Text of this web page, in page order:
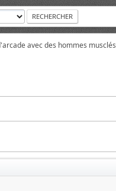
avec des hommes musclés